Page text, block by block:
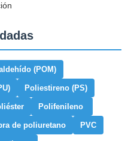
(POM)
Poliestireno (PS)
Polifenileno
de poliuretano PVC